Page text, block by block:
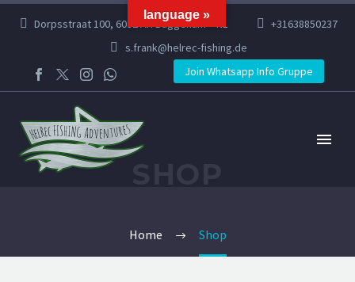
Dorpsstraat 100, 6082 AR Buggenum – NL
+31638850237
s.frank@helrec-fishing.de
Join Whatsapp Info Gruppe
Home Shop
language »